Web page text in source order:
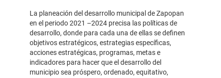
La planeación del desarrollo municipal de Zapopan
en el periodo 2021 –2024 precisa las políticas de
desarrollo, donde para cada una de ellas se definen
objetivos estratégicos, estrategias específicas,
acciones estratégicas, programas, metas e
indicadores para hacer que el desarrollo del
municipio sea próspero, ordenado, equitativo,